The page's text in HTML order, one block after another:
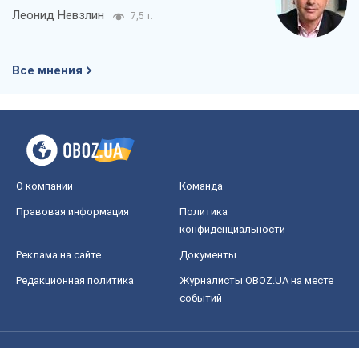
Леонид Невзлин 7,5 т.
Все мнения
О компании Команда
Правовая информация
Политика
конфиденциальности
Реклама на сайте Документы
Редакционная политика
Журналисты OBOZ.UA на месте
событий